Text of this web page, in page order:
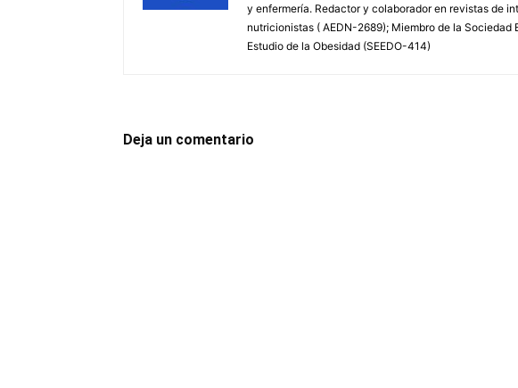
y enfermería. Redactor y colaborador en revistas de
nutricionistas ( AEDN-2689); Miembro de la
Estudio de la Obesidad (SEEDO-414)
Deja un comentario